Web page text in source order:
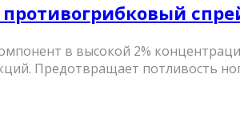
в высокой 2%
Предотвращает потливость